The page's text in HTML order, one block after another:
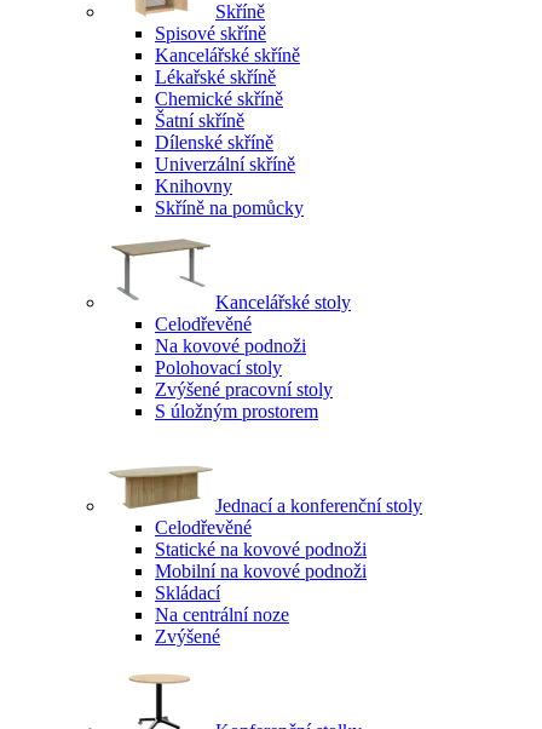
Skříně
Spisové skříně
Kancelářské skříně
Lékařské skříně
Chemické skříně
Šatní skříně
Dílenské skříně
Univerzální skříně
Knihovny
Skříně na pomůcky
Kancelářské stoly
Celodřevěné
Na kovové podnoži
Polohovací stoly
Zvýšené pracovní stoly
S úložným prostorem
Jednací a konferenční stoly
Celodřevěné
Statické na kovové podnoži
Mobilní na kovové podnoži
Skládací
Na centrální noze
Zvýšené